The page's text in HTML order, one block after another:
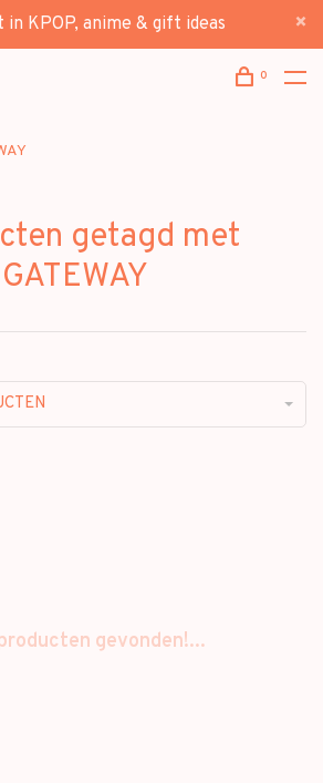
in KPOP, anime & gift ideas
0
getagd met
GATEWAY
gevonden!...